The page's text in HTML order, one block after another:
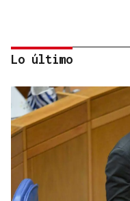
CRISIS HUMANITARIA
Lo último